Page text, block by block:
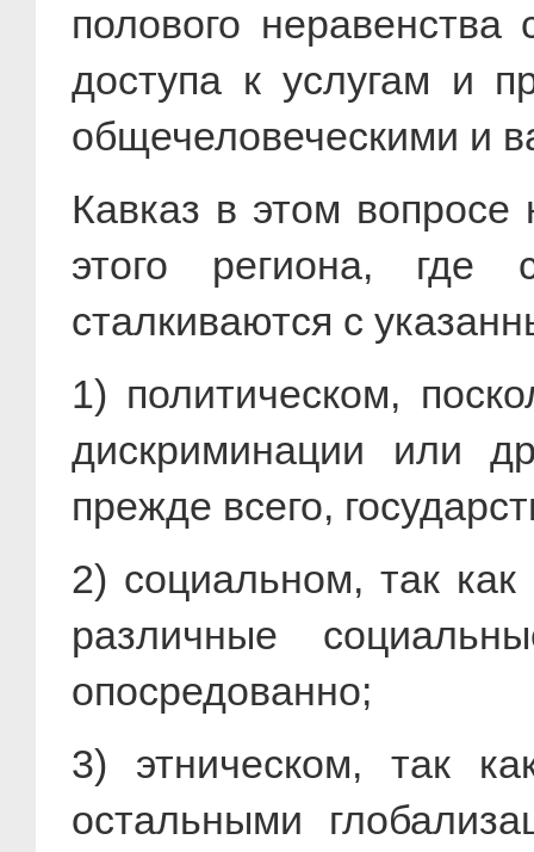
полового
доступа к услугам и
общечеловеческими и
Кавказ в этом
этого региона, где
сталкиваются с
1) политическом,
дискриминации или
прежде всего,
2) социальном, так
различные
опосредованно;
3) этническом, так
остальными